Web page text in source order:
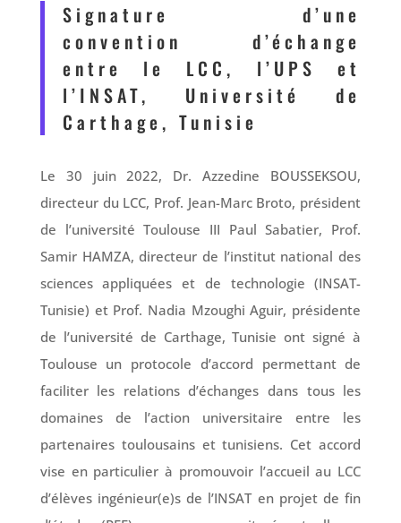
Signature d’une
convention d’échange
entre le LCC, l’UPS et
l’INSAT, Université de
Carthage, Tunisie
Le 30 juin 2022, Dr. Azzedine BOUSSEKSOU,
directeur du LCC, Prof. Jean-Marc Broto, président
de l’université Toulouse III Paul Sabatier, Prof.
Samir HAMZA, directeur de l’institut national des
sciences appliquées et de technologie (INSAT-
Tunisie) et Prof. Nadia Mzoughi Aguir, présidente
de l’université de Carthage, Tunisie ont signé à
Toulouse un protocole d’accord permettant de
faciliter les relations d’échanges dans tous les
domaines de l’action universitaire entre les
partenaires toulousains et tunisiens. Cet accord
vise en particulier à promouvoir l’accueil au LCC
d’élèves ingénieur(e)s de l’INSAT en projet de fin